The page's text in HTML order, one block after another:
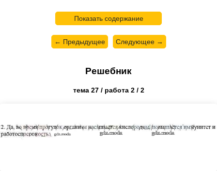
Показать содержание
← Предыдущее Следующее →
Решебник
тема 27 / работа 2 / 2